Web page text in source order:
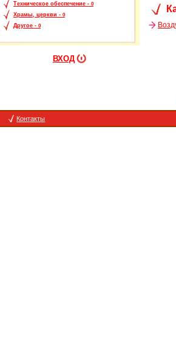
Техническое обеспечение - 0
Храмы, церкви - 0
Другое - 0
ВХОД
Контакты